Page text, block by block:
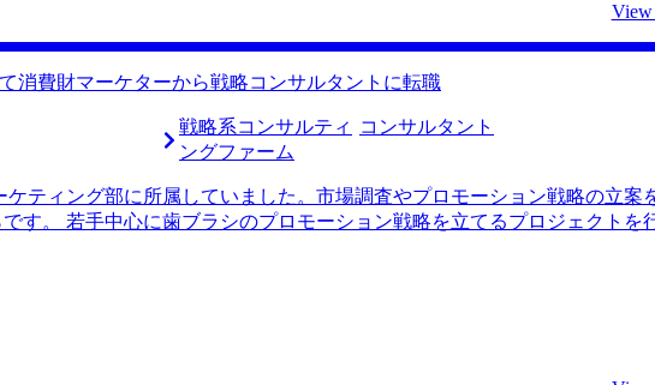
ジションで入れる可能性が高いと言われ、非常に前向きに考えられました
スタートだったので、丁寧にコンサルティングファームやその後のキャ
、コンサルタントの中長期的なキャリアについても教えていただけたので
と、このぐらい応募して、その中でこれぐらい書類通過して、最終的に複
えてもらえたので、書類落ちや面接落ちが発生しても一喜一憂しなかった
活動ができました。 選考期間中に体調を崩してしまい、スケジュールの再
万円になりました。 最初から入りたかったワンプール制のコンサルティ
ライアントに価値提供をしたいと考えています。また、中長期的には今回
消費財マーケターから戦略コンサルタントに転職
戦略系コンサルティ
ングファーム
コンサルタント
ティング部に所属していました。市場調査やプロモーション戦略の立案
す。 若手中心に歯ブラシのプロモーション戦略を立てるプロジェクトを